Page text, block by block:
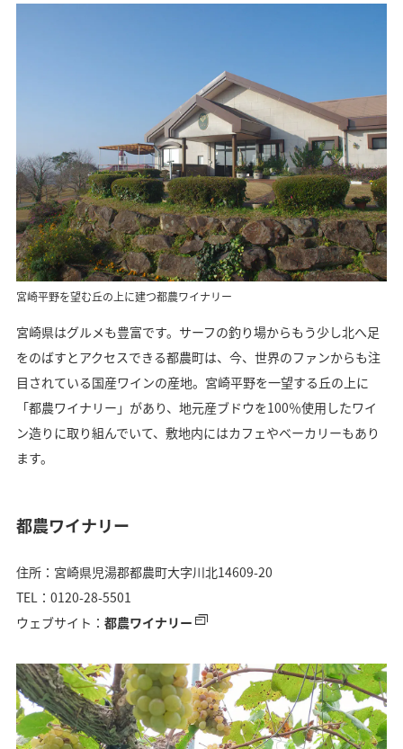
宮崎平野を望む丘の上に建つ都農ワイナリー
宮崎県はグルメも豊富です。サーフの釣り場からもう少し北へ足
をのばすとアクセスできる都農町は、今、世界のファンからも注
目されている国産ワインの産地。宮崎平野を一望する丘の上に
「都農ワイナリー」があり、地元産ブドウを100％使用したワイ
ン造りに取り組んでいて、敷地内にはカフェやベーカリーもあり
ます。
都農ワイナリー
住所：宮崎県児湯郡都農町大字川北14609-20
TEL：0120-28-5501
ウェブサイト： 都農ワイナリー